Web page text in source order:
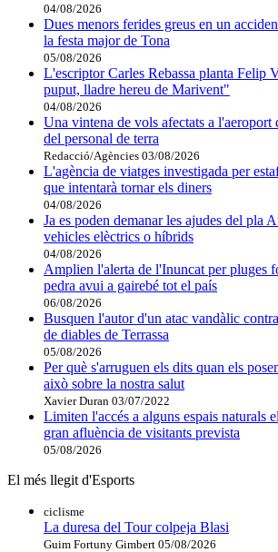
04/08/2026
Dues menors ferides greus en un
la festa major de Tona
05/08/2026
L'escriptor Carles Rebassa planta Felip
puput, lladre hereu de Marivent"
04/08/2026
Una vintena de vols afectats a l'aeroport
del personal de terra
Redacció/Agències 03/08/2026
L'agència de viatges investigada per
que intentarà tornar els diners
04/08/2026
Ja es poden demanar les ajudes del pla
vehicles elèctrics o híbrids
04/08/2026
Amplien l'alerta de l'Inuncat per pluges
pedra avui a gairebé tot el país
06/08/2026
Busquen l'autor d'un atac vandàlic
de diables de Terrassa
05/08/2026
Per què s'arruguen els dits quan els
això sobre la nostra salut
Xavier Duran 03/07/2022
Limiten l'accés a alguns espais naturals
gran afluència de visitants prevista
05/08/2026
El més llegit d'Esports
ciclisme
La duresa del Tour colpeja Blasi
Guim Fortuny Gimbert 05/08/2026